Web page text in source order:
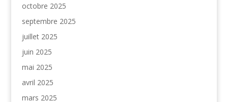
octobre 2025
septembre 2025
juillet 2025
juin 2025
mai 2025
avril 2025
mars 2025